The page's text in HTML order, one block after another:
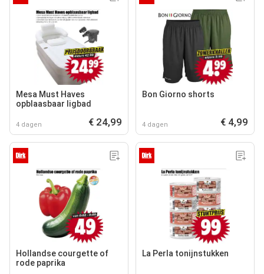
Mesa Must Haves
opblaasbaar ligbad
4 dagen € 24,99
Bon Giorno shorts
4 dagen € 4,99
Hollandse courgette of
rode paprika
La Perla tonijnstukken